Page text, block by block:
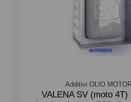
Additivi OLIO
VALENA SV (moto 4T)